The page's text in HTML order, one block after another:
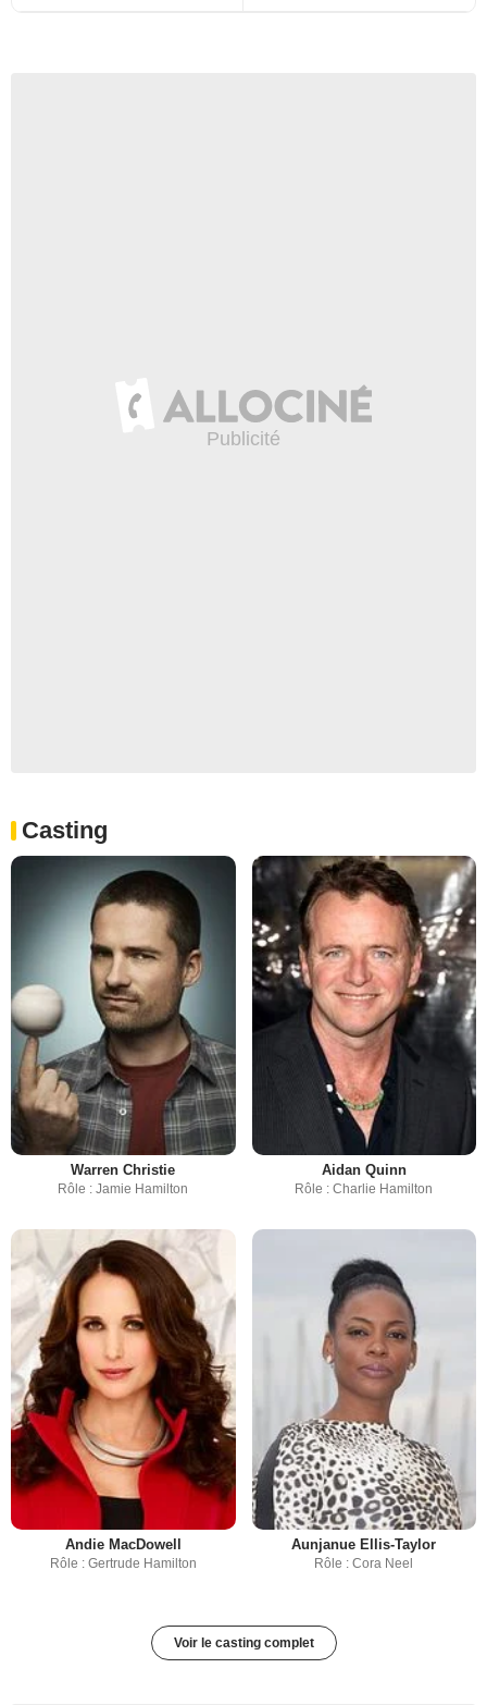
Casting
Warren Christie
Rôle : Jamie Hamilton
Aidan Quinn
Rôle : Charlie Hamilton
Andie MacDowell
Rôle : Gertrude Hamilton
Aunjanue Ellis-Taylor
Rôle : Cora Neel
Voir le casting complet